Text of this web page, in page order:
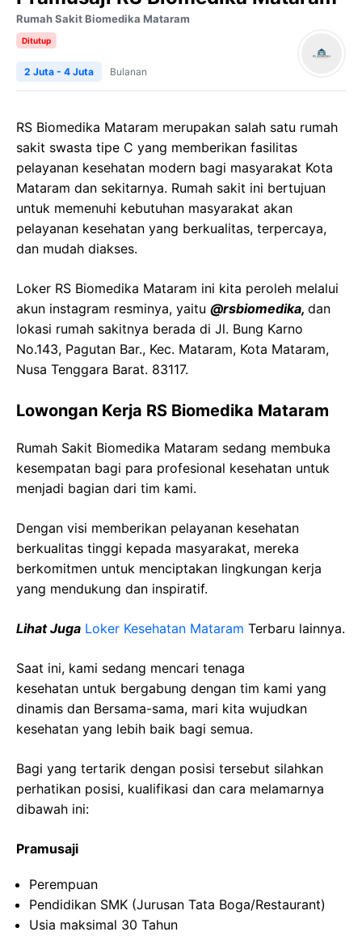
Rumah Sakit Biomedika Mataram
Ditutup
2 Juta - 4 Juta Bulanan
RS Biomedika Mataram merupakan salah satu rumah
sakit swasta tipe C yang memberikan fasilitas
pelayanan kesehatan modern bagi masyarakat Kota
Mataram dan sekitarnya. Rumah sakit ini bertujuan
untuk memenuhi kebutuhan masyarakat akan
pelayanan kesehatan yang berkualitas, terpercaya,
dan mudah diakses.
Loker RS Biomedika Mataram ini kita peroleh melalui
akun instagram resminya, yaitu @rsbiomedika, dan
lokasi rumah sakitnya berada di Jl. Bung Karno
No.143, Pagutan Bar., Kec. Mataram, Kota Mataram,
Nusa Tenggara Barat. 83117.
Lowongan Kerja RS Biomedika Mataram
Rumah Sakit Biomedika Mataram sedang membuka
kesempatan bagi para profesional kesehatan untuk
menjadi bagian dari tim kami.
Dengan visi memberikan pelayanan kesehatan
berkualitas tinggi kepada masyarakat, mereka
berkomitmen untuk menciptakan lingkungan kerja
yang mendukung dan inspiratif.
Lihat Juga Loker Kesehatan Mataram Terbaru lainnya.
Saat ini, kami sedang mencari tenaga
kesehatan untuk bergabung dengan tim kami yang
dinamis dan Bersama-sama, mari kita wujudkan
kesehatan yang lebih baik bagi semua.
Bagi yang tertarik dengan posisi tersebut silahkan
perhatikan posisi, kualifikasi dan cara melamarnya
dibawah ini:
Pramusaji
Perempuan
Pendidikan SMK (Jurusan Tata Boga/Restaurant)
Usia maksimal 30 Tahun